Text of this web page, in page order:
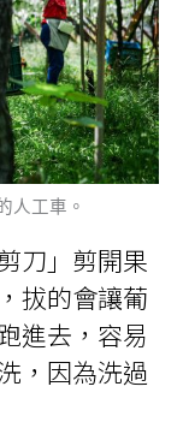
人工車。
刀」剪開果
拔的會讓葡
進去，容易
，因為洗過